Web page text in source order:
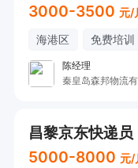
3000-3500 元/
海港区 免费培训
陈经理
秦皇岛森邦物流
昌黎京东快递员
5000-8000 元/